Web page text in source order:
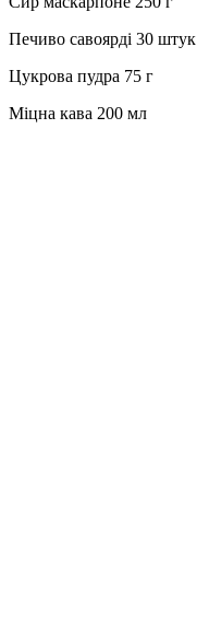
Печиво савоярді 30 штук
Цукрова пудра 75 г
Міцна кава 200 мл